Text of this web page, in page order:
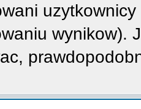
wynikow).